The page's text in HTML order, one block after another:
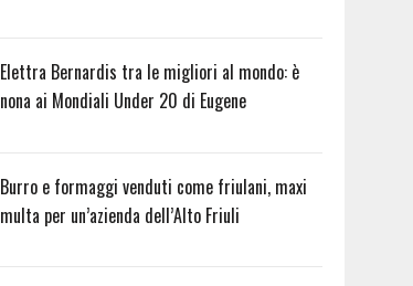
Elettra Bernardis tra le migliori al mondo: è
nona ai Mondiali Under 20 di Eugene
Burro e formaggi venduti come friulani, maxi
multa per un’azienda dell’Alto Friuli